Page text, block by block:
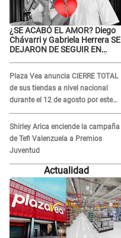
¿SE ACABÓ EL AMOR? Diego
Chávarri y Gabriela Herrera SE
DEJARON DE SEGUIR EN
Plaza Vea anuncia CIERRE TOTAL
de sus tiendas a nivel nacional
durante el 12 de agosto por este
MOTIVO
Shirley Arica enciende la campaña
de Tefi Valenzuela a Premios
Juventud
Actualidad